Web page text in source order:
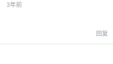
3年前
回复